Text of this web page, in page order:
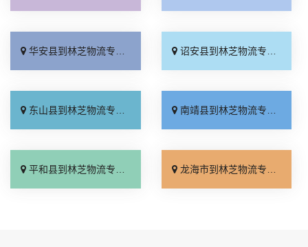
华安县到林芝物流专线_运价实惠「托运放心」 诏安县到林芝物流专线_实时跟踪 「托运省心」
东山县到林芝物流专线_门到门接送「诚信为先」 南靖县到林芝物流专线_零担配货「全境配送」
平和县到林芝物流专线_实时跟踪 「运保时效」 龙海市到林芝物流专线_急你所需「直发全境」